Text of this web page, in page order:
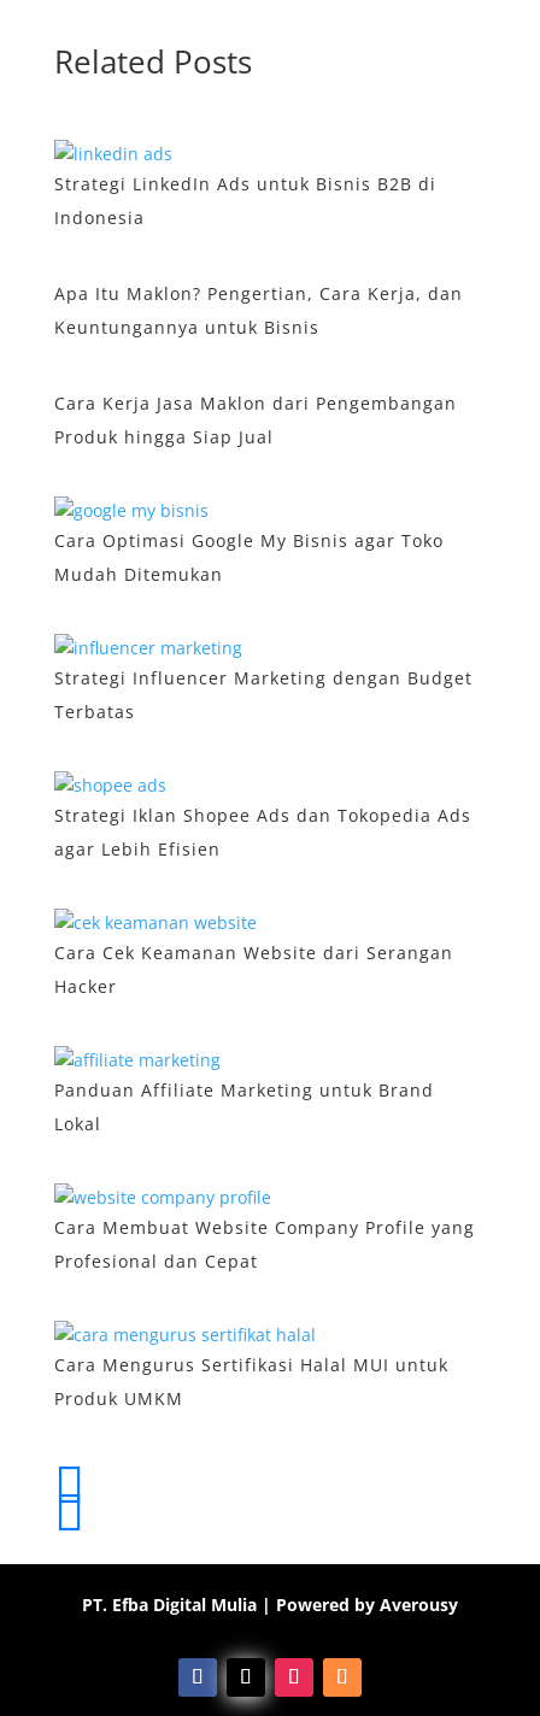
Related Posts
Strategi LinkedIn Ads untuk Bisnis B2B di
Indonesia
Apa Itu Maklon? Pengertian, Cara Kerja, dan
Keuntungannya untuk Bisnis
Cara Kerja Jasa Maklon dari Pengembangan
Produk hingga Siap Jual
Cara Optimasi Google My Bisnis agar Toko
Mudah Ditemukan
Strategi Influencer Marketing dengan Budget
Terbatas
Strategi Iklan Shopee Ads dan Tokopedia Ads
agar Lebih Efisien
Cara Cek Keamanan Website dari Serangan
Hacker
Panduan Affiliate Marketing untuk Brand
Lokal
Cara Membuat Website Company Profile yang
Profesional dan Cepat
Cara Mengurus Sertifikasi Halal MUI untuk
Produk UMKM
PT. Efba Digital Mulia | Powered by Averousy